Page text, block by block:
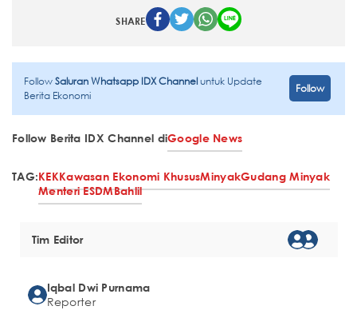
SHARE
FollowSaluran Whatsapp IDX Channeluntuk Update
Berita Ekonomi
Follow
Follow Berita IDX Channel diGoogle News
TAG:KEKKawasan Ekonomi KhususMinyakGudang Minyak
Menteri ESDMBahlil
Tim Editor
Iqbal Dwi Purnama
Reporter